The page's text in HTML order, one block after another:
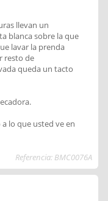
llevan un
blanca sobre la que
lavar la prenda
resto de
queda un tacto
lo que usted ve en
Referencia: BMC0076A